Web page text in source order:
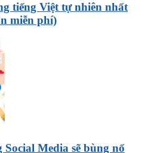
tiếng Việt tự nhiên nhất
miễn phí)
Media sẽ bùng nổ